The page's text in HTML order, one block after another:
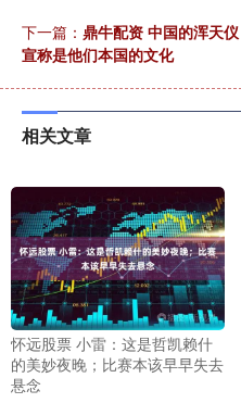
下一篇： 鼎牛配资 中国的浑天
宣称是他们本国的文化
相关文章
怀远股票 小雷：这是哲凯赖什
的美妙夜晚；比赛本该早早失去
悬念